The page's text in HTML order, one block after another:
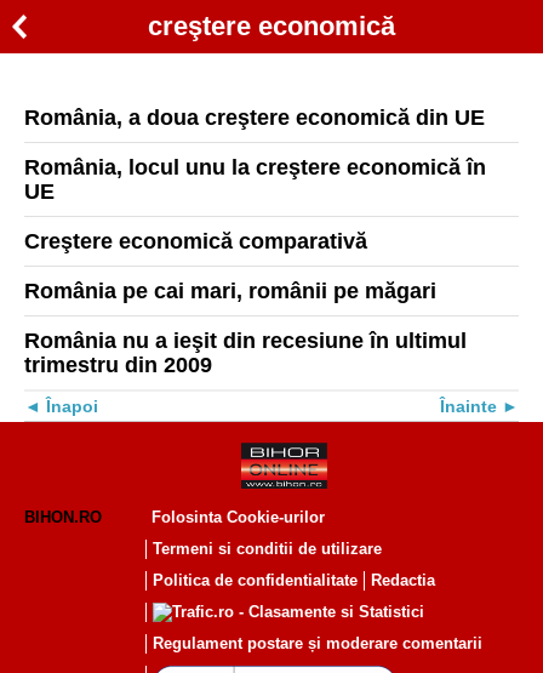
creştere economică
România, a doua creştere economică din UE
România, locul unu la creştere economică în
UE
Creştere economică comparativă
România pe cai mari, românii pe măgari
România nu a ieşit din recesiune în ultimul
trimestru din 2009
Înapoi Înainte
BIHON.RO
Folosinta Cookie-urilor
Termeni si conditii de utilizare
Politica de confidentialitate
Redactia
Regulament postare și moderare comentarii